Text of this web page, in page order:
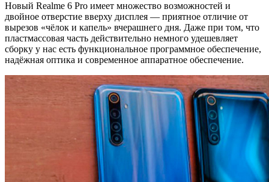
Новый Realme 6 Pro имеет множество возможностей и
двойное отверстие вверху дисплея — приятное отличие от
вырезов «чёлок и капель» вчерашнего дня. Даже при том, что
пластмассовая часть действительно немного удешевляет
сборку у нас есть функциональное программное обеспечение,
надёжная оптика и современное аппаратное обеспечение.